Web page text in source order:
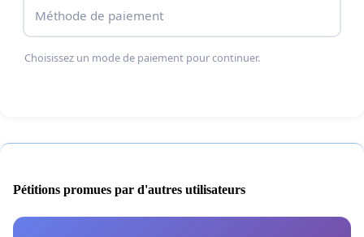
scolaires, mais de défendre l’équité, la réussite et
l’avenir de tous les élèves concernés
Méthode de paiement
Choisissez un mode de paiement pour continuer.
Pétitions promues par d'autres utilisateurs